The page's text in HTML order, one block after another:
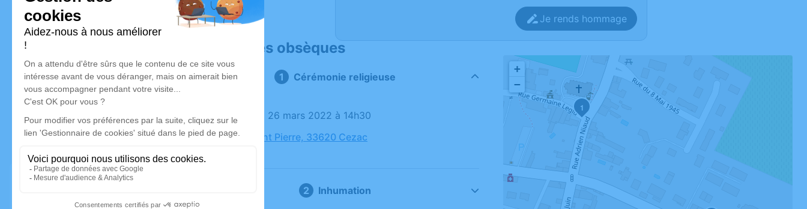
Je rends hommage
Déroulé des obsèques
Cérémonie religieuse
Le samedi 26 mars 2022 à 14h30
Église Saint Pierre, 33620 Cezac
Inhumation
1
+
−